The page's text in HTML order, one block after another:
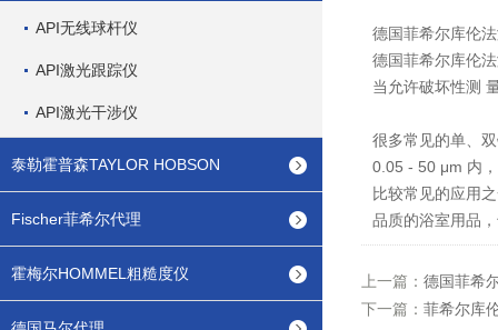
API无线球杆仪
API激光跟踪仪
API激光干涉仪
泰勒霍普森TAYLOR HOBSON
Fischer菲希尔代理
霍梅尔HOMMEL粗糙度仪
德国菲希尔库伦
德国菲希尔库伦
当允许破坏性测
很多常见的单、
0.05 - 50 μm 内
比较常见的应用
品质的浴室用品
上一篇： 德国菲希
下一篇： 菲希尔库